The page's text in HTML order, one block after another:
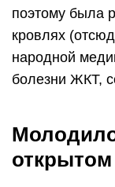
поэтому была
кровлях
народной
болезни ЖКТ,
открытом